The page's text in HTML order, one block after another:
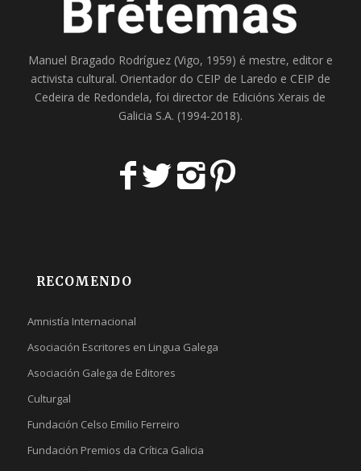
Manuel Bragado Rodríguez (Vigo, 1959) é mestre, editor e
activista cultural. Orientador do CEIP de Laredo e CEIP de
Cedeira de Redondela, foi director de Edicións Xerais de
Galicia S.A. (1994-2018).
RECOMENDO
Amnistía Internacional
Asociación Escritores en Lingua Galega
Asociación Galega de Editores
Culturgal
Fundación Celso Emilio Ferreiro
Fundación Premios da Crítica Galicia